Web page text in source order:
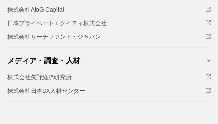
株式会社AtoG Capital
日本プライベートエクイティ株式会社
株式会社サーチファンド・ジャパン
メディア・調査・人材
株式会社矢野経済研究所
株式会社日本DX人材センター